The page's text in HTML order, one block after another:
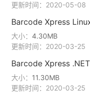
更新时间：2020-05-08
Barcode Xpress
大小： 4.30MB
更新时间：2020-03-25
Barcode Xpress
大小： 11.30MB
更新时间：2020-03-25